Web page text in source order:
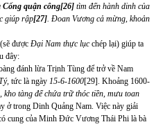
Cống quận công[26] tìm đến hành dinh của
giúp rập[27]. Đoan Vương cả mừng, khoản
được Đại Nam thực lụcchép lại) giúp ta
đây:
đánh lừa Trịnh Tùng để trở về Nam
tức là ngày 15-6-1600[29]. Khoảng 1600-
, kho tàng để chứa trữ thóc tiền, mưu toan
ở trong Dinh Quảng Nam. Việc này giải
cung của Minh Đức Vương Thái Phi là bà